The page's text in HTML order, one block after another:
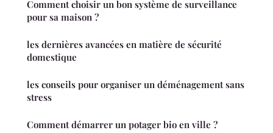
Comment choisir un bon système de surveillance
pour sa maison ?
les dernières avancées en matière de sécurité
domestique
les conseils pour organiser un déménagement sans
stress
Comment démarrer un potager bio en ville ?